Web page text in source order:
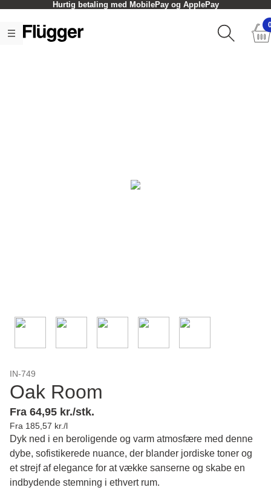
Hurtig betaling med MobilePay og ApplePay
IN-749
Oak Room
Fra 64,95 kr./stk.
Fra 185,57 kr./l
Dyk ned i en beroligende og varm atmosfære med denne
dybe, sofistikerede nuance, der blander jordiske toner og
et strejf af elegance for at vække sanserne og skabe en
indbydende stemning i ethvert rum.